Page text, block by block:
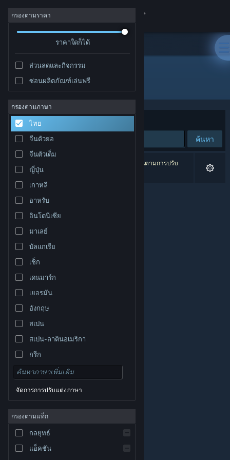
เข้าสู่ระบบ
ชุมชน
เกี่ยวกับ
ฝ่ายสนับสนุน
เปลี่ยนภาษา
รับแอป Steam แบบพกพา
ชมเว็บไซต์สำหรับเดสก์ท็อป
© Valve Corporation สงวนลิขสิทธิ์ เครื่องหมายการค้า
และประเทศอื่น
นโยบายความเป็นส่วนตัว
การช่วยการเข้าถึง|
Steam| การคืนเงิน
กรองตามราคา
ราคาใดก็ได้
ส่วนลดและกิจกรรม
ซ่อนผลิตภัณฑ์เล่นฟรี
กรองตามภาษา
ไทย
จีนตัวย่อ
จีนตัวเต็ม
ญี่ปุ่น
เกาหลี
อาหรับ
อินโดนีเซีย
มาเลย์
บัลแกเรีย
เช็ก
เดนมาร์ก
เยอรมัน
อังกฤษ
สเปน
สเปน-ลาตินอเมริกา
กรีก
จัดการการปรับแต่งภาษา
กรองตามแท็ก
กลยุทธ์
แอ็คชัน
ผู้พัฒนา: Homeostase
จัดเรียงตาม
ค้นหา
0 ผลลัพธ์ตรงกับที่คุณค้นหา 1 ผลิตภัณฑ์ได้ถูกละเว้นตามการปรับ
แต่งของคุณ